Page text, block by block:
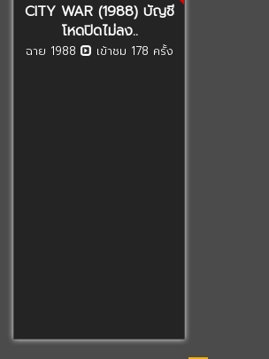
CITY WAR (1988) บัญชี
โหดปิดไม่ลง..
ฉาย 1988 เข้าชม 178 ครั้ง